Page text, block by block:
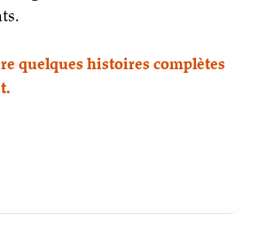
quelques histoires complètes